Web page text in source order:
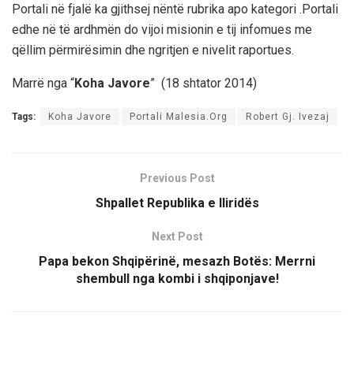
Portali në fjalë ka gjithsej nëntë rubrika apo kategori .Portali
edhe në të ardhmën do vijoi misionin e tij infomues me
qëllim përmirësimin dhe ngritjen e nivelit raportues.
Marrë nga “Koha Javore” (18 shtator 2014)
Tags: Koha Javore Portali Malesia.Org Robert Gj. Ivezaj
Previous Post
Shpallet Republika e Iliridës
Next Post
Papa bekon Shqipërinë, mesazh Botës: Merrni
shembull nga kombi i shqiponjave!